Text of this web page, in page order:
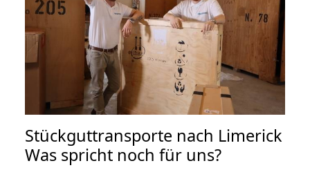
Stückguttransporte nach Limerick
Was spricht noch für uns?